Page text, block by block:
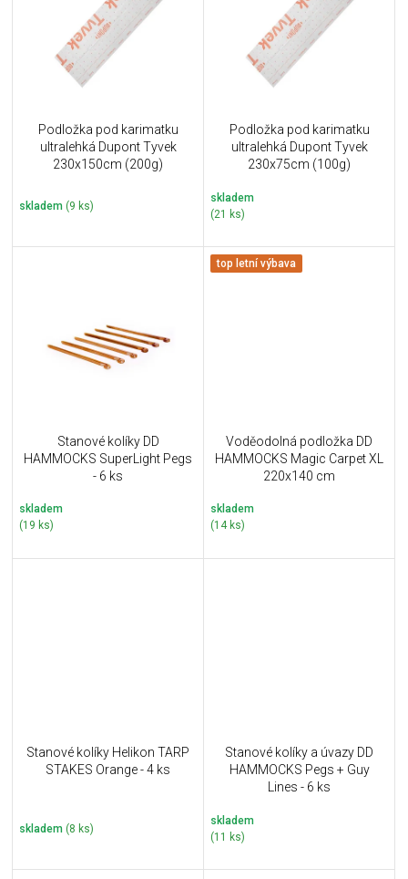
Podložka pod karimatku
ultralehká Dupont Tyvek
230x150cm (200g)
skladem (9 ks)
Podložka pod karimatku
ultralehká Dupont Tyvek
230x75cm (100g)
skladem
(21 ks)
Stanové kolíky DD
HAMMOCKS SuperLight Pegs
- 6 ks
skladem
(19 ks)
top letní výbava
Voděodolná podložka DD
HAMMOCKS Magic Carpet XL
220x140 cm
skladem
(14 ks)
Stanové kolíky Helikon TARP
STAKES Orange - 4 ks
skladem (8 ks)
Stanové kolíky a úvazy DD
HAMMOCKS Pegs + Guy
Lines - 6 ks
skladem
(11 ks)